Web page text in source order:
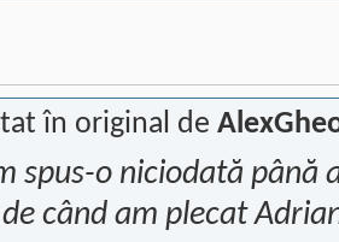
în original de
spus-o niciodată până
când am plecat